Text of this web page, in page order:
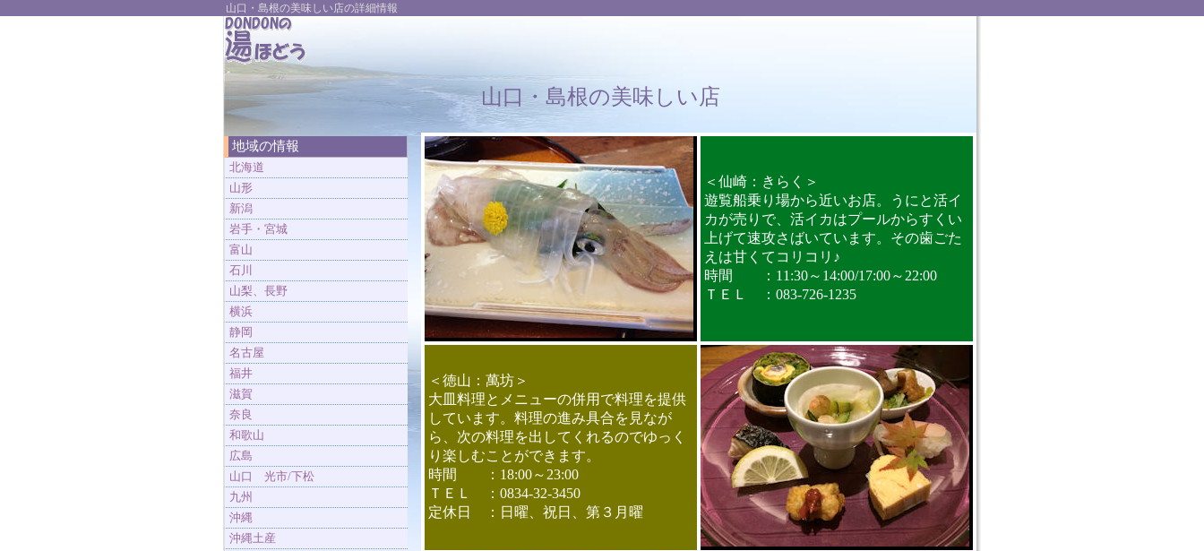
山口・島根の美味しい店の詳細情報
山口・島根の美味しい店
地域の情報
北海道
山形
新潟
岩手・宮城
富山
石川
山梨、長野
横浜
静岡
名古屋
福井
滋賀
奈良
和歌山
広島
山口 光市/下松
九州
沖縄
沖縄土産
＜仙崎：きらく＞
遊覧船乗り場から近いお店。うにと活イ
カが売りで、活イカはプールからすくい
上げて速攻さばいています。その歯ごた
えは甘くてコリコリ♪
時間 ：11:30～14:00/17:00～22:00
ＴＥＬ ：083-726-1235
＜徳山：萬坊＞
大皿料理とメニューの併用で料理を提供
しています。料理の進み具合を見なが
ら、次の料理を出してくれるのでゆっく
り楽しむことができます。
時間 ：18:00～23:00
ＴＥＬ ：0834-32-3450
定休日 ：日曜、祝日、第３月曜